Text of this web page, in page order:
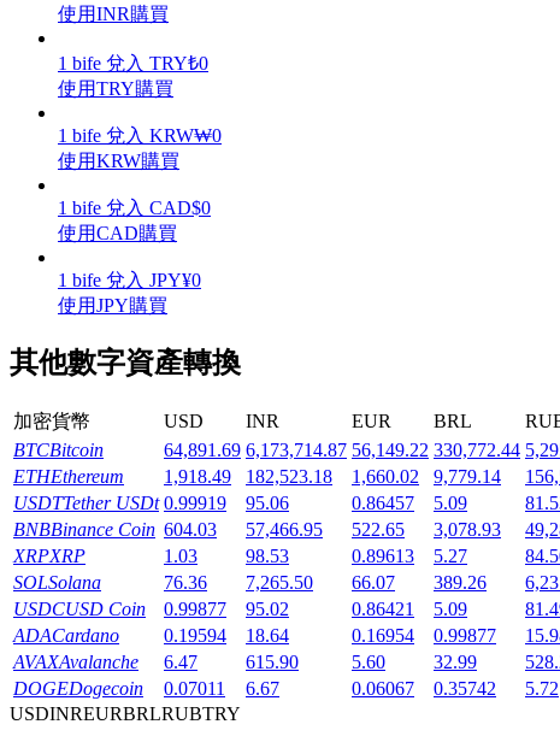
使您的資產穩定增值
機槍池
一鍵質押鎖定高收益
使用INR購買
1 bife 兌入 TRY₺0
使用TRY購買
1 bife 兌入 KRW₩0
使用KRW購買
1 bife 兌入 CAD$0
使用CAD購買
1 bife 兌入 JPY¥0
使用JPY購買
其他數字資產轉換
加密貨幣 USD INR EUR BRL
BTCBitcoin 64,891.69 6,173,714.87 56,149.22 330,772.44
ETHEthereum 1,918.49 182,523.18 1,660.02 9,779.14
USDTTether USDt 0.99919 95.06 0.86457 5.09
BNBBinance Coin 604.03 57,466.95 522.65 3,078.93
XRPXRP 1.03 98.53 0.89613 5.27
SOLSolana 76.36 7,265.50 66.07 389.26
USDCUSD Coin 0.99877 95.02 0.86421 5.09
ADACardano 0.19594 18.64 0.16954 0.99877
AVAXAvalanche 6.47 615.90 5.60 32.99
DOGEDogecoin 0.07011 6.67 0.06067 0.35742 5.72
USDINREURBRLRUBTRY